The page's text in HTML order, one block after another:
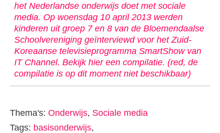
het Nederlandse onderwijs doet met sociale
media. Op woensdag 10 april 2013 werden
kinderen uit groep 7 en 8 van de Bloemendaalse
Schoolvereniging geïnterviewd voor het Zuid-
Koreaanse televisieprogramma SmartShow van
IT Channel. Bekijk hier een compilatie. (red, de
compilatie is op dit moment niet beschikbaar)
Thema's: Onderwijs, Sociale media
Tags: basisonderwijs,